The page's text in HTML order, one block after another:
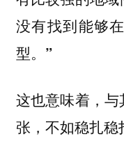
没有找到能够
型。”
这也意味着，
张，不如稳扎稳